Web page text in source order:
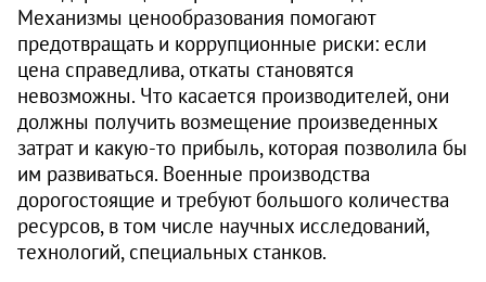
Механизмы ценообразования помогают
предотвращать и коррупционные риски: если
цена справедлива, откаты становятся
невозможны. Что касается производителей, они
должны получить возмещение произведенных
затрат и какую-то прибыль, которая позволила бы
им развиваться. Военные производства
дорогостоящие и требуют большого количества
ресурсов, в том числе научных исследований,
технологий, специальных станков.